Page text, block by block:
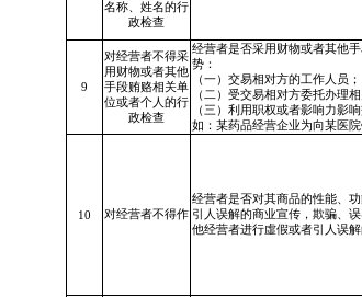
名称、姓名的行
政检查
9
对经营者不得采
用财物或者其他
手段贿赂相关单
位或者个人的行
政检查
经营者是否采用财物或者其他
势：
（一）交易相对方的工作人员；
（二）受交易相对方委托办理
（三）利用职权或者影响力影
如：某药品经营企业为向某医
10 对经营者不得作
经营者是否对其商品的性能、
引人误解的商业宣传，欺骗、
他经营者进行虛假或者引人误解